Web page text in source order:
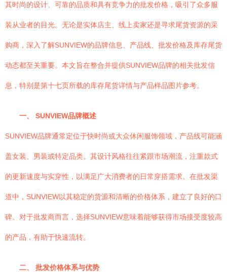
其时尚的设计、可靠的品质和具有竞争力的批发价格，吸引了众多服
装从业者的目光。无论是实体店主、线上卖家还是寻求尾货资源的采
购商，深入了解SUNVIEW的品牌信息、产品线、批发价格及库存尾货
动态都至关重要。本文旨在整合并提供SUNVIEW品牌的相关批发信
息，特别是第十七页所载的库存尾货详情与产品样品图片参考。
一、 SUNVIEW品牌概述
SUNVIEW品牌通常定位于快时尚或大众休闲服饰领域，产品线可能涵
盖女装、男装或特定品类。其设计风格往往紧跟市场潮流，注重款式
的更新速度与实穿性，以满足广大消费者的日常穿搭需求。在批发渠
道中，SUNVIEW以其稳定的货源和清晰的价格体系，建立了良好的口
碑。对于批发商而言，选择SUNVIEW意味着能够获得市场接受度较高
的产品，有助于快速流转。
二、 批发价格体系与优势